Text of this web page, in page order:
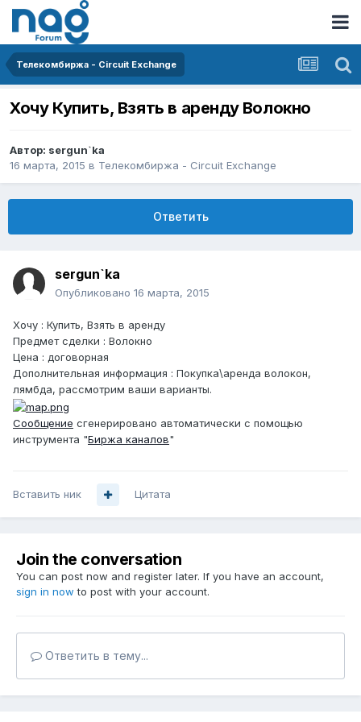
Телекомбиржа - Circuit Exchange
Хочу Купить, Взять в аренду Волокно
Автор: sergun`ka
16 марта, 2015 в Телекомбиржа - Circuit Exchange
Ответить
sergun`ka
Опубликовано 16 марта, 2015
Хочу : Купить, Взять в аренду
Предмет сделки : Волокно
Цена : договорная
Дополнительная информация : Покупка\аренда волокон,
лямбда, рассмотрим ваши варианты.
Сообщение сгенерировано автоматически с помощью
инструмента "Биржа каналов"
Вставить ник Цитата
Join the conversation
You can post now and register later. If you have an account,
sign in now to post with your account.
Ответить в тему...